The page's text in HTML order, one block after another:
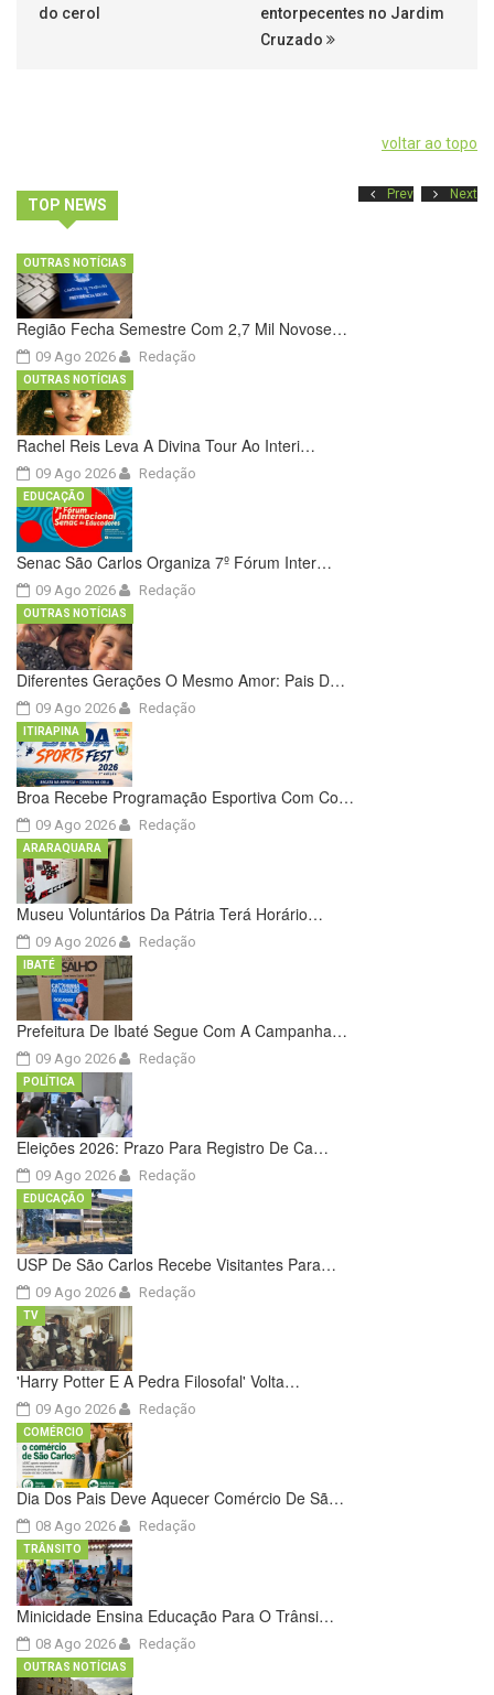
do cerol
entorpecentes no Jardim
Cruzado
voltar ao topo
TOP NEWS
Prev Next
Região Fecha Semestre Com 2,7 Mil Novose…
09 Ago 2026
OUTRAS NOTÍCIAS
Redação
Rachel Reis Leva A Divina Tour Ao Interi…
09 Ago 2026
OUTRAS NOTÍCIAS
Redação
Senac São Carlos Organiza 7º Fórum Inter…
09 Ago 2026
EDUCAÇÃO
Redação
Diferentes Gerações O Mesmo Amor: Pais D…
09 Ago 2026
OUTRAS NOTÍCIAS
Redação
Broa Recebe Programação Esportiva Com Co…
09 Ago 2026
ITIRAPINA
Redação
Museu Voluntários Da Pátria Terá Horário…
09 Ago 2026
ARARAQUARA
Redação
Prefeitura De Ibaté Segue Com A Campanha…
09 Ago 2026
IBATÉ
Redação
Eleições 2026: Prazo Para Registro De Ca…
09 Ago 2026
POLÍTICA
Redação
USP De São Carlos Recebe Visitantes Para…
09 Ago 2026
EDUCAÇÃO
Redação
'Harry Potter E A Pedra Filosofal' Volta…
09 Ago 2026
TV
Redação
Dia Dos Pais Deve Aquecer Comércio De Sã…
08 Ago 2026
COMÉRCIO
Redação
Minicidade Ensina Educação Para O Trânsi…
08 Ago 2026
TRÂNSITO
Redação
OUTRAS NOTÍCIAS